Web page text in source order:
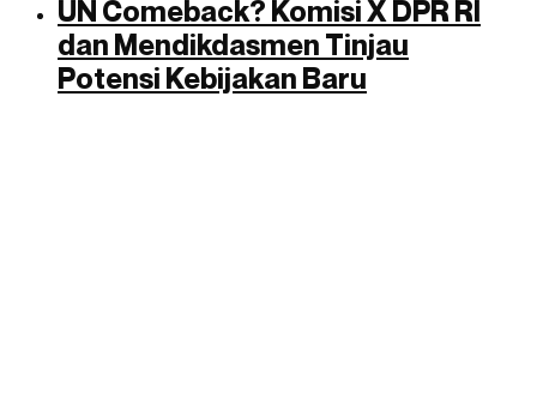
UN Comeback? Komisi X DPR RI
dan Mendikdasmen Tinjau
Potensi Kebijakan Baru